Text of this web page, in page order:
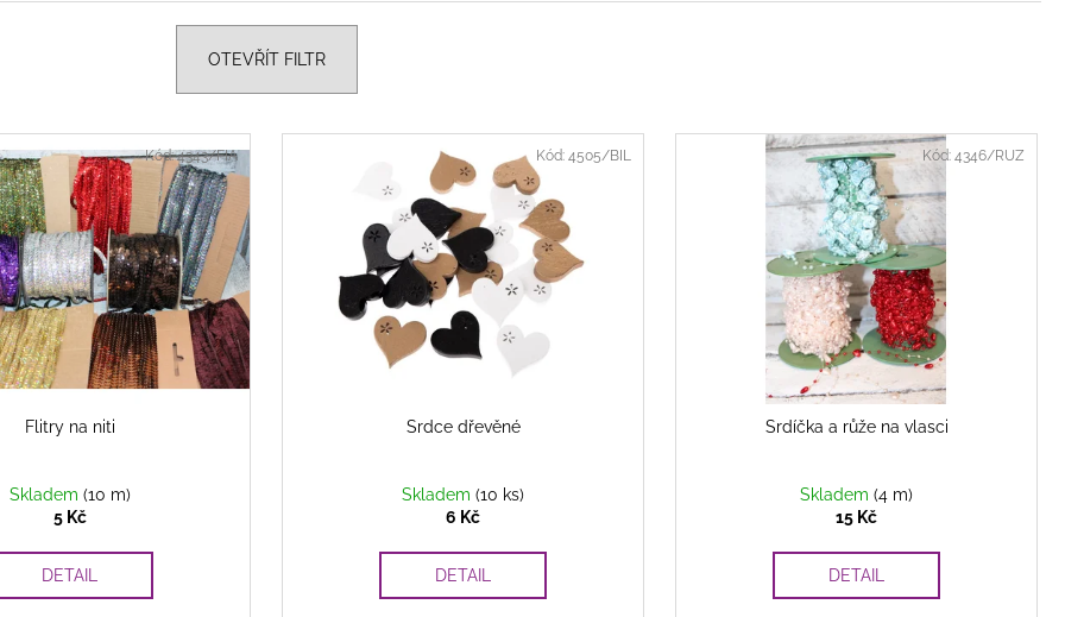
OTEVŘÍT FILTR
Flitry na niti
Skladem (10 m)
5 Kč
DETAIL
Kód:4343/FIA
Srdce dřevěné
Skladem (10 ks)
6 Kč
DETAIL
Kód: 4505/BIL
Srdíčka a růže na vlasci
Skladem (4 m)
15 Kč
DETAIL
Kód: 4346/RUZ